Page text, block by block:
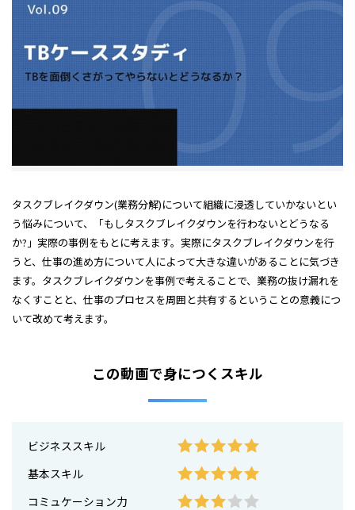
タスクブレイクダウン(業務分解)について組織に浸透していかないとい
う悩みについて、「もしタスクブレイクダウンを行わないとどうなる
か?」実際の事例をもとに考えます。実際にタスクブレイクダウンを行
うと、仕事の進め方について人によって大きな違いがあることに気づき
ます。タスクブレイクダウンを事例で考えることで、業務の抜け漏れを
なくすことと、仕事のプロセスを周囲と共有するということの意義につ
いて改めて考えます。
この動画で身につくスキル
ビジネススキル
基本スキル
コミュケーション力